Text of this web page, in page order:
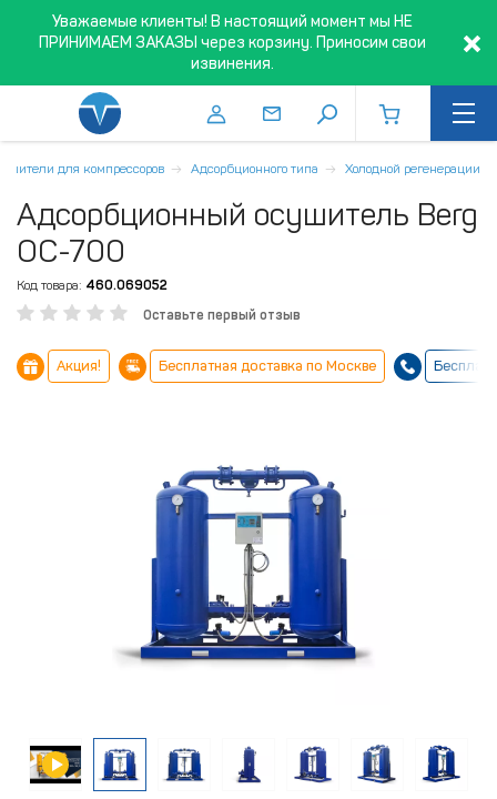
Уважаемые клиенты! В настоящий момент мы НЕ
ПРИНИМАЕМ ЗАКАЗЫ через корзину. Приносим свои
извинения.
для компрессоров Адсорбционного типа Холодной регенерации
Адсорбционный осушитель Berg
ОС-700
Код товара: 460.069052
Оставьте первый отзыв
Акция! Бесплатная доставка по Москве